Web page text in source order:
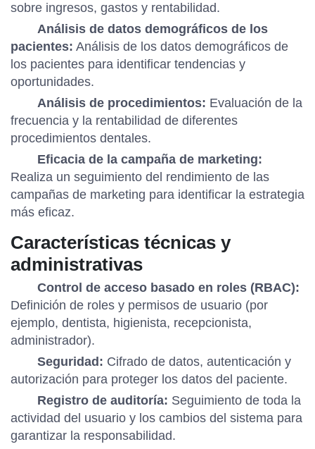
sobre ingresos, gastos y rentabilidad.
Análisis de datos demográficos de los
pacientes: Análisis de los datos demográficos de
los pacientes para identificar tendencias y
oportunidades.
Análisis de procedimientos: Evaluación de la
frecuencia y la rentabilidad de diferentes
procedimientos dentales.
Eficacia de la campaña de marketing:
Realiza un seguimiento del rendimiento de las
campañas de marketing para identificar la estrategia
más eficaz.
Características técnicas y
administrativas
Control de acceso basado en roles (RBAC):
Definición de roles y permisos de usuario (por
ejemplo, dentista, higienista, recepcionista,
administrador).
Seguridad: Cifrado de datos, autenticación y
autorización para proteger los datos del paciente.
Registro de auditoría: Seguimiento de toda la
actividad del usuario y los cambios del sistema para
garantizar la responsabilidad.